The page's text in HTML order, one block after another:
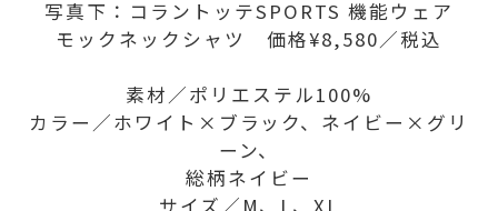
写真下：コラントッテSPORTS 機能ウェア
モックネックシャツ 価格¥8,580／税込
素材／ポリエステル100%
カラー／ホワイト×ブラック、ネイビー×グリ
ーン、
総柄ネイビー